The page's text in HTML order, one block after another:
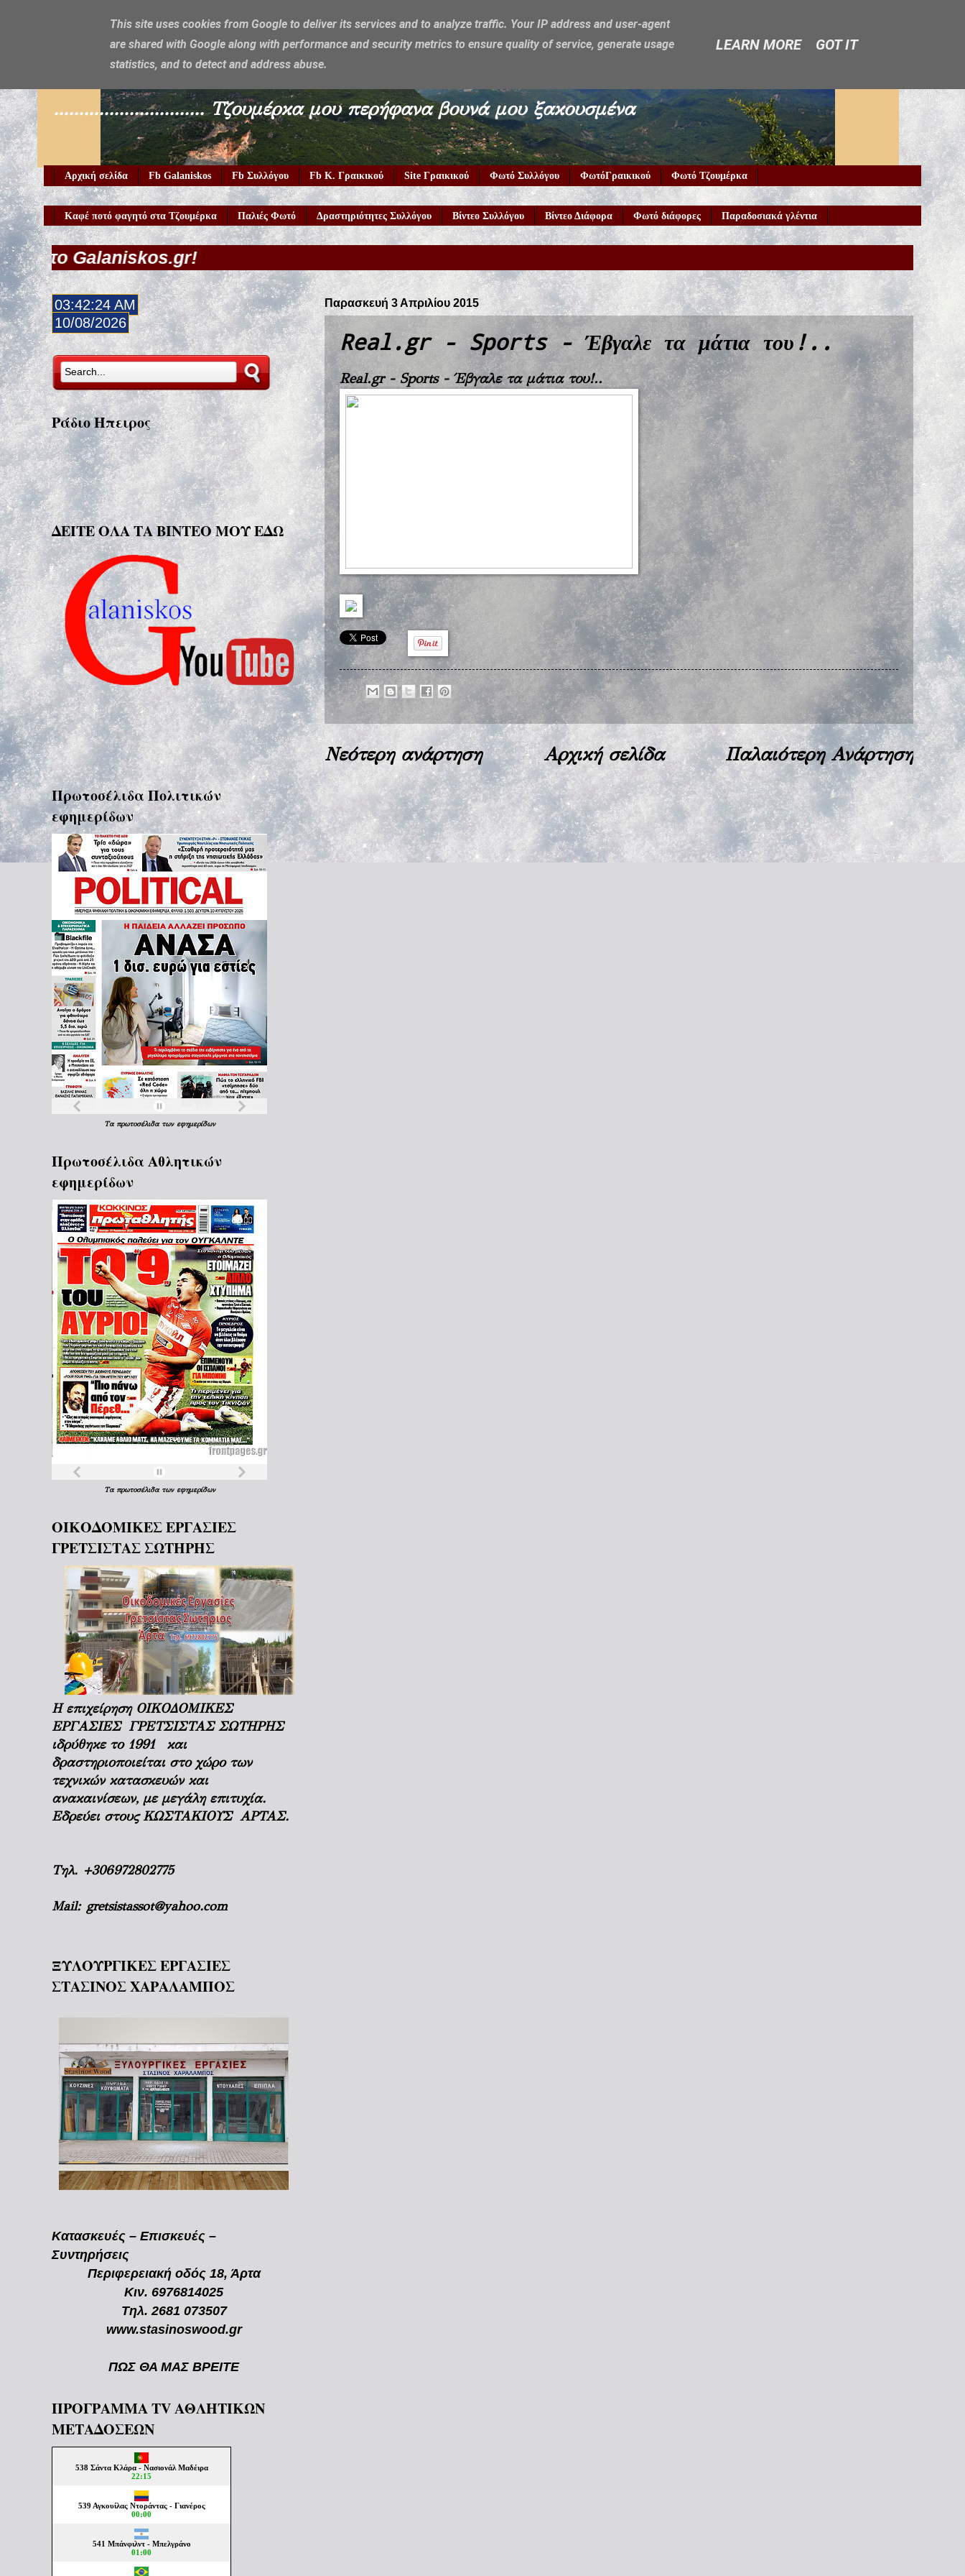
Galaniskos
.............................. Τζουμέρκα μου περήφανα βουνά μου ξακουσμένα
Αρχική σελίδα Fb Galaniskos Fb Συλλόγου Fb Κ. Γραικικού Site Γραικικού Φωτό Συλλόγου ΦωτόΓραικικού Φωτό Τζουμέρκα
Καφέ ποτό φαγητό στα Τζουμέρκα Παλιές Φωτό Δραστηριότητες Συλλόγου Βίντεο Συλλόγου Βίντεο Διάφορα Φωτό διάφορες Παραδοσιακά γλέντια
Παρασκευή 3 Απριλίου 2015
Real.gr - Sports - Έβγαλε τα μάτια του!..
Real.gr - Sports - Έβγαλε τα μάτια του!..
Νεότερη ανάρτηση Παλαιότερη Ανάρτηση
Αρχική σελίδα
03:42:26 AM
10/08/2026
Ράδιο Ήπειρος
ΔΕΙΤΕ ΟΛΑ ΤΑ ΒΙΝΤΕΟ ΜΟΥ ΕΔΩ
Πρωτοσέλιδα Πολιτικών
εφημερίδων
Τα πρωτοσέλιδα των εφημερίδων
Πρωτοσέλιδα Aθλητικών
εφημερίδων
Τα πρωτοσέλιδα των εφημερίδων
ΟΙΚΟΔΟΜΙΚΕΣ ΕΡΓΑΣΙΕΣ
ΓΡΕΤΣΙΣΤΑΣ ΣΩΤΗΡΗΣ
Η επιχείρηση ΟΙΚΟΔΟΜΙΚΕΣ
ΕΡΓΑΣΙΕΣ ΓΡΕΤΣΙΣΤΑΣ ΣΩΤΗΡΗΣ
ιδρύθηκε το 1991 και
δραστηριοποιείται στο χώρο των
τεχνικών κατασκευών και
ανακαινίσεων, με μεγάλη επιτυχία.
Εδρεύει στους ΚΩΣΤΑΚΙΟΥΣ ΑΡΤΑΣ.
Τηλ. +306972802775
Mail: gretsistassot@yahoo.com
ΞΥΛΟΥΡΓΙΚΕΣ ΕΡΓΑΣΙΕΣ
ΣΤΑΣΙΝΟΣ ΧΑΡΑΛΑΜΠΟΣ
Κατασκευές – Επισκευές –
Συντηρήσεις
Περιφερειακή οδός 18, Άρτα
Κιν. 6976814025
Τηλ. 2681 073507
www.stasinoswood.gr
ΠΩΣ ΘΑ ΜΑΣ ΒΡΕΙΤΕ
ΠΡΟΓΡΑΜΜΑ TV ΑΘΛΗΤΙΚΩΝ
ΜΕΤΑΔΟΣΕΩΝ
This site uses cookies from Google to deliver its services and to analyze traffic. Your IP address and user-agent
are shared with Google along with performance and security metrics to ensure quality of service, generate usage
statistics, and to detect and address abuse.
LEARN MORE GOT IT